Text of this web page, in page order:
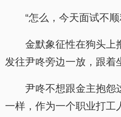
“怎么，今天面试不顺
金默象征性在狗头上
发往尹咚旁边一放，跟着
尹咚不想跟金主抱怨
一样，作为一个职业打工